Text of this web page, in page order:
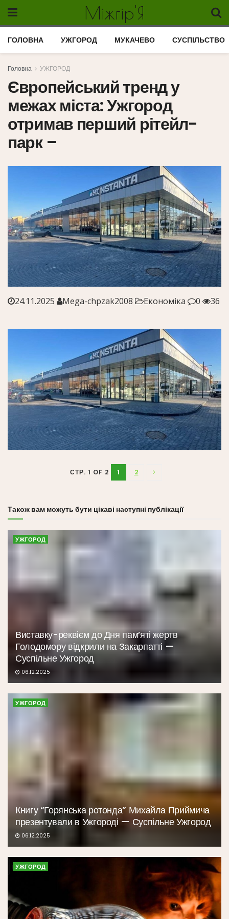
Міжгір'Я
ГОЛОВНА УЖГОРОД МУКАЧЕВО СУСПІЛЬСТВО
Головна УЖГОРОД
Європейський тренд у
межах міста: Ужгород
отримав перший рітейл-
парк –
24.11.2025 Mega-chpzak2008 Економіка 0 36
СТР. 1 OF 2 1 2
Також вам можуть бути цікаві наступні публікації
УЖГОРОД
Виставку-реквієм до Дня пам’яті жертв
Голодомору відкрили на Закарпатті —
Суспільне Ужгород
06.12.2025
УЖГОРОД
Книгу “Горянська ротонда” Михайла Приймича
презентували в Ужгороді — Суспільне Ужгород
06.12.2025
УЖГОРОД